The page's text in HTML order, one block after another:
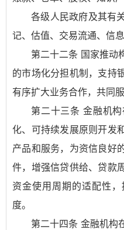
各级人民政府及其有
记、估值、交易流通、信
第二十二条 国家推动
的市场化分担机制，支持
有序扩大业务合作，共同
第二十三条 金融机
化、可持续发展原则开发
产品和服务，为资信良好
件，增强信贷供给、贷款
资金使用周期的适配性
度。
第二十四条 金融机构